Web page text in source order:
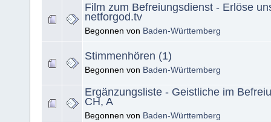
Film zum Befreiungsdienst - Erlöse
netforgod.tv
Begonnen von Baden-Württemberg
Stimmenhören (1)
Begonnen von Baden-Württemberg
Ergänzungsliste - Geistliche im
CH, A
Begonnen von Baden-Württemberg